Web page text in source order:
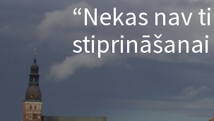
“Nekas nav
stiprināšanai